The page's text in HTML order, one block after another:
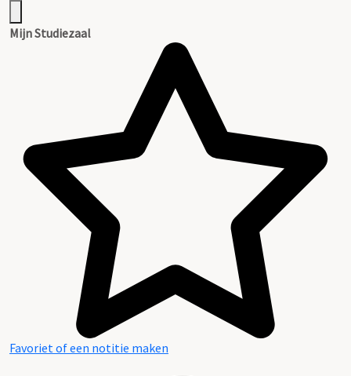
Mijn Studiezaal
Favoriet of een notitie maken